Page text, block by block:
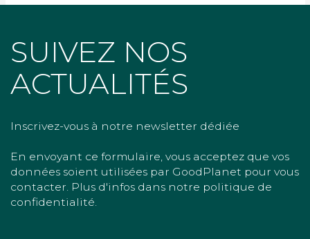
SUIVEZ NOS
ACTUALITÉS
Inscrivez-vous à notre newsletter dédiée
En envoyant ce formulaire, vous acceptez que vos
données soient utilisées par GoodPlanet pour vous
contacter. Plus d'infos dans notre politique de
confidentialité.